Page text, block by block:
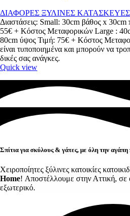
ΔΙΑΦΟΡΕΣ ΞΥΛΙΝΕΣ ΚΑΤΑΣΚΕΥΕΣ
Διαστάσεις: Small: 30cm βάθος x
55€ + Κόστος Μεταφορικών Large :
80cm ύψος Τιμή: 75€ + Κόστος
είναι τυποποιημένα και μπορούν να
δικές σας ανάγκες.
Quick view
Σπίτια για σκύλους & γάτες, με όλη την αγάπη
Χειροποίητες ξύλινες κατοικίες
Home! Αποστέλλουμε στην Αττική,
εξωτερικό.